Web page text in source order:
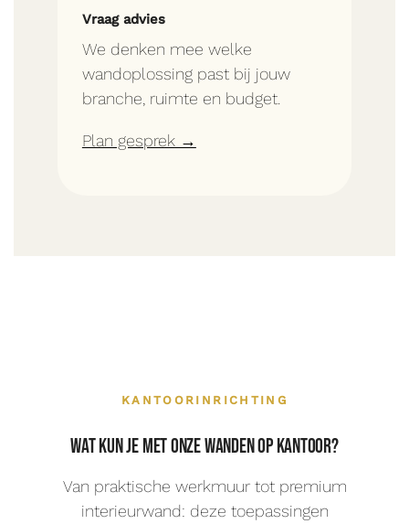
Vraag advies
We denken mee welke
wandoplossing past bij jouw
branche, ruimte en budget.
Plan gesprek →
KANTOORINRICHTING
Wat kun je met onze wanden op kantoor?
Van praktische werkmuur tot premium
interieurwand: deze toepassingen